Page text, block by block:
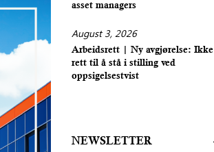
asset managers
August 3, 2026
Arbeidsrett | Ny avgjørelse: Ikke
rett til å stå i stilling ved
oppsigelsestvist
NEWSLETTER